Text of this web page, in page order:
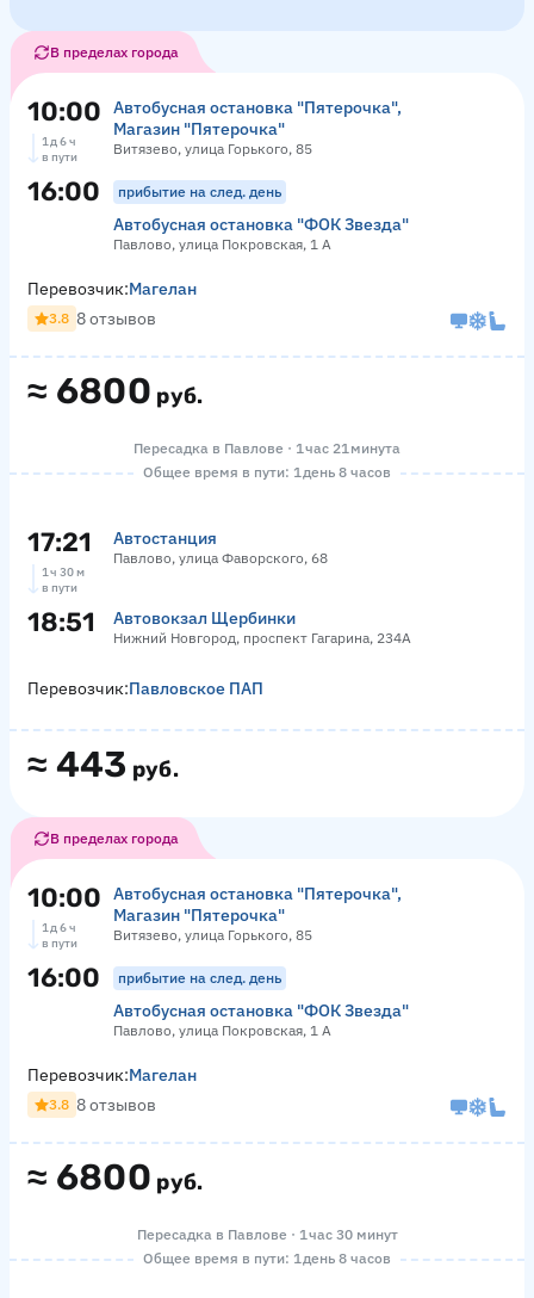
В пределах города
10:00
Автобусная остановка "Пятерочка",
Магазин "Пятерочка"
Витязево, улица Горького, 85
1 д 6 ч
в пути
16:00 прибытие на след. день
Автобусная остановка "ФОК Звезда"
Павлово, улица Покровская, 1 А
≈ 6800 руб.
Перевозчик:Магелан
3.8 8 отзывов
Пересадка в Павлове · 1 час 21 минута
Общее время в пути: 1 день 8 часов
17:21 Автостанция
Павлово, улица Фаворского, 68
1 ч 30 м
в пути
18:51 Автовокзал Щербинки
Нижний Новгород, проспект Гагарина, 234А
≈ 443 руб.
Перевозчик:Павловское ПАП
В пределах города
10:00
Автобусная остановка "Пятерочка",
Магазин "Пятерочка"
Витязево, улица Горького, 85
1 д 6 ч
в пути
16:00 прибытие на след. день
Автобусная остановка "ФОК Звезда"
Павлово, улица Покровская, 1 А
≈ 6800 руб.
Перевозчик:Магелан
3.8 8 отзывов
Пересадка в Павлове · 1 час 30 минут
Общее время в пути: 1 день 8 часов